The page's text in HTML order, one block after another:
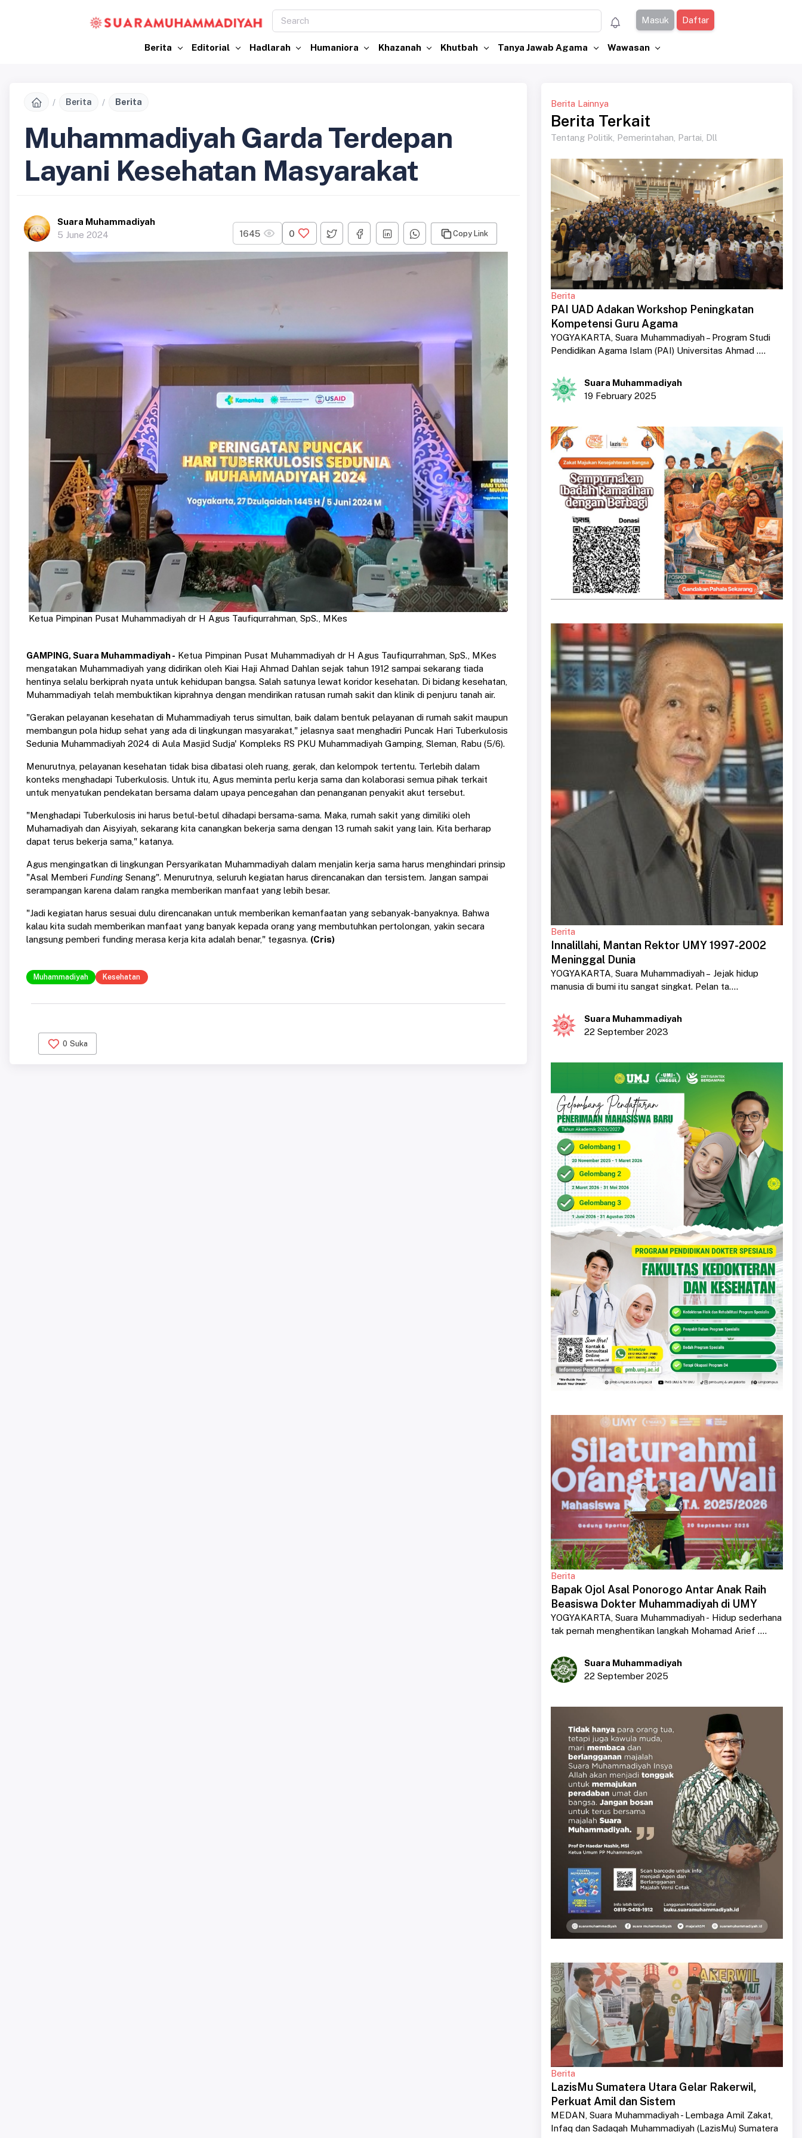
Masuk Daftar
Berita Editorial Hadlarah Humaniora Khazanah Khutbah Tanya Jawab Agama Wawasan
Berita Berita
Muhammadiyah Garda Terdepan
Layani Kesehatan Masyarakat
Suara Muhammadiyah
5 June 2024
1645 0 Copy Link
Ketua Pimpinan Pusat Muhammadiyah dr H Agus Taufiqurrahman, SpS., MKes
GAMPING, Suara Muhammadiyah - Ketua Pimpinan Pusat Muhammadiyah dr H Agus Taufiqurrahman, SpS., MKes
mengatakan Muhammadiyah yang didirikan oleh Kiai Haji Ahmad Dahlan sejak tahun 1912 sampai sekarang tiada
hentinya selalu berkiprah nyata untuk kehidupan bangsa. Salah satunya lewat koridor kesehatan. Di bidang kesehatan,
Muhammadiyah telah membuktikan kiprahnya dengan mendirikan ratusan rumah sakit dan klinik di penjuru tanah air.
"Gerakan pelayanan kesehatan di Muhammadiyah terus simultan, baik dalam bentuk pelayanan di rumah sakit maupun
membangun pola hidup sehat yang ada di lingkungan masyarakat," jelasnya saat menghadiri Puncak Hari Tuberkulosis
Sedunia Muhammadiyah 2024 di Aula Masjid Sudja' Kompleks RS PKU Muhammadiyah Gamping, Sleman, Rabu (5/6).
Menurutnya, pelayanan kesehatan tidak bisa dibatasi oleh ruang, gerak, dan kelompok tertentu. Terlebih dalam
konteks menghadapi Tuberkulosis. Untuk itu, Agus meminta perlu kerja sama dan kolaborasi semua pihak terkait
untuk menyatukan pendekatan bersama dalam upaya pencegahan dan penanganan penyakit akut tersebut.
"Menghadapi Tuberkulosis ini harus betul-betul dihadapi bersama-sama. Maka, rumah sakit yang dimiliki oleh
Muhamadiyah dan Aisyiyah, sekarang kita canangkan bekerja sama dengan 13 rumah sakit yang lain. Kita berharap
dapat terus bekerja sama," katanya.
Agus mengingatkan di lingkungan Persyarikatan Muhammadiyah dalam menjalin kerja sama harus menghindari prinsip
"Asal Memberi Funding Senang". Menurutnya, seluruh kegiatan harus direncanakan dan tersistem. Jangan sampai
serampangan karena dalam rangka memberikan manfaat yang lebih besar.
"Jadi kegiatan harus sesuai dulu direncanakan untuk memberikan kemanfaatan yang sebanyak-banyaknya. Bahwa
kalau kita sudah memberikan manfaat yang banyak kepada orang yang membutuhkan pertolongan, yakin secara
langsung pemberi funding merasa kerja kita adalah benar," tegasnya. (Cris)
Muhammadiyah Kesehatan
0 Suka
Berita Lainnya
Berita Terkait
Tentang Politik, Pemerintahan, Partai, Dll
Berita
PAI UAD Adakan Workshop Peningkatan
Kompetensi Guru Agama
YOGYAKARTA, Suara Muhammadiyah – Program Studi
Pendidikan Agama Islam (PAI) Universitas Ahmad ....
Suara Muhammadiyah
19 February 2025
Berita
Innalillahi, Mantan Rektor UMY 1997-2002
Meninggal Dunia
YOGYAKARTA, Suara Muhammadiyah – Jejak hidup
manusia di bumi itu sangat singkat. Pelan ta....
Suara Muhammadiyah
22 September 2023
Berita
Bapak Ojol Asal Ponorogo Antar Anak Raih
Beasiswa Dokter Muhammadiyah di UMY
YOGYAKARTA, Suara Muhammadiyah - Hidup sederhana
tak pernah menghentikan langkah Mohamad Arief ....
Suara Muhammadiyah
22 September 2025
Berita
LazisMu Sumatera Utara Gelar Rakerwil,
Perkuat Amil dan Sistem
MEDAN, Suara Muhammadiyah - Lembaga Amil Zakat,
Infaq dan Sadaqah Muhammadiyah (LazisMu) Sumatera